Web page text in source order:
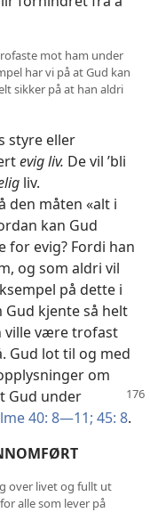
mot ham under
har vi på at Gud kan
sikker på at han aldri
styre eller
evig liv. De vil ’bli
liv.
den måten «alt i
kan Gud
for evig? Fordi han
og som aldri vil
på dette i
Gud kjente så helt
ville være trofast
Gud lot til og med
om
Gud under
40: 8—11; 45: 8.
over livet og fullt ut
alle som lever på